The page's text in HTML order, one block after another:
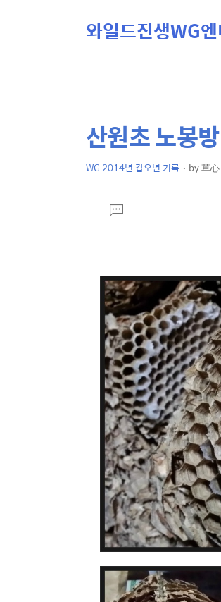
와일드진생WG
상
세
컨
본
문
제
산원초 노봉
WG 2014년 갑오년 기록 by草心
댓
글